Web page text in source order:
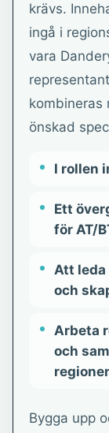
krävs.
ingå i
vara
kombineras
önskad
I rollen
Ett
för AT/
Att leda
och
Arbeta
och
Bygga upp